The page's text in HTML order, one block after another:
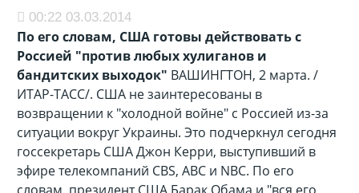
00:22 03.03.2014
По его словам, США готовы действовать с
Россией "против любых хулиганов и
бандитских выходок" ВАШИНГТОН, 2 марта. /
ИТАР-ТАСС/. США не заинтересованы в
возвращении к "холодной войне" с Россией из-за
ситуации вокруг Украины. Это подчеркнул сегодня
госсекретарь США Джон Керри, выступивший в
эфире телекомпаний CBS, ABC и NBC. По его